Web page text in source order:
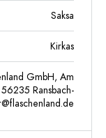
Saksa
Kirkas
GmbH, Am
Ransbach-